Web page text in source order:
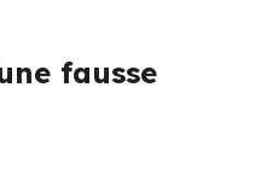
fausse